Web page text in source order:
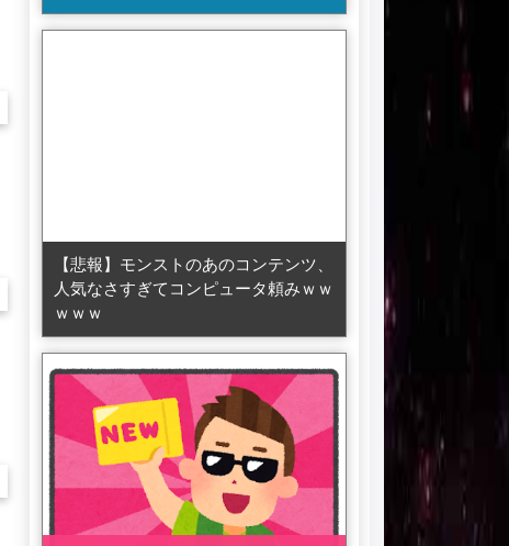
【悲報】モンストのあのコンテンツ、
人気なさすぎてコンピュータ頼みｗｗ
ｗｗｗ